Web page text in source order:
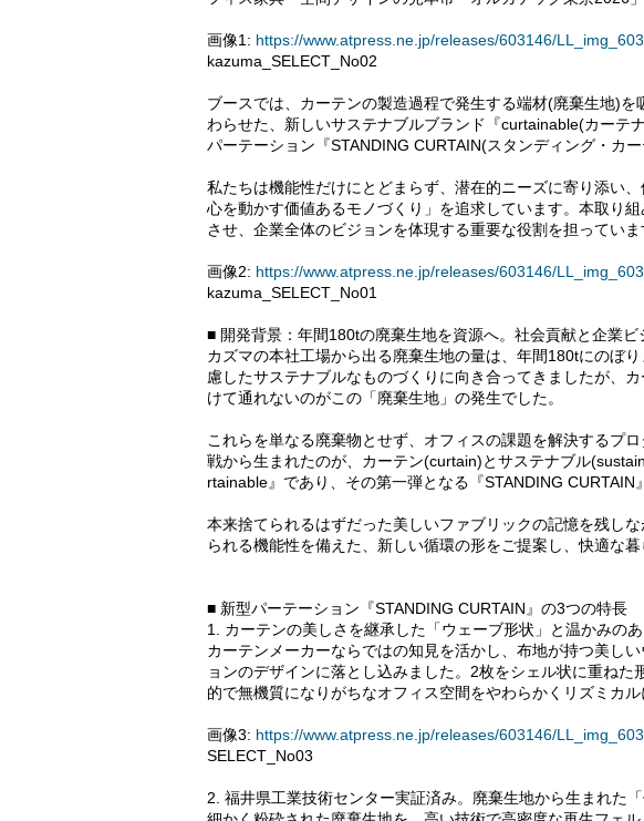
画像1: https://www.atpress.ne.jp/releases/603146/
kazuma_SELECT_No02
ブースでは、カーテンの製造過程で発生する端材(廃棄生地)
わらせた、新しいサステナブルブランド『curtainable(カーテ
パーテーション『STANDING CURTAIN(スタンディング・カ
私たちは機能性だけにとどまらず、潜在的ニーズに寄り添い
心を動かす価値あるモノづくり」を追求しています。本取り
させ、企業全体のビジョンを体現する重要な役割を担っていま
画像2: https://www.atpress.ne.jp/releases/603146/
kazuma_SELECT_No01
■ 開発背景：年間180tの廃棄生地を資源へ。社会貢献と企業ビ
カズマの本社工場から出る廃棄生地の量は、年間180tにのぼ
慮したサステナブルなものづくりに向き合ってきましたが、
けて通れないのがこの「廃棄生地」の発生でした。
これらを単なる廃棄物とせず、オフィスの課題を解決するプ
戦から生まれたのが、カーテン(curtain)とサステナブル
rtainable』であり、その第一弾となる『STANDING CURTAIN
本来捨てられるはずだった美しいファブリックの記憶を残し
られる機能性を備えた、新しい循環の形をご提案し、快適な暮
■ 新型パーテーション『STANDING CURTAIN』の3つの特長
1. カーテンの美しさを継承した「ウェーブ形状」と温かみの
カーテンメーカーならではの知見を活かし、布地が持つ美し
ョンのデザインに落とし込みました。2枚をシェル状に重ね
的で無機質になりがちなオフィス空間をやわらかくリズミカル
画像3: https://www.atpress.ne.jp/releases/603146/
SELECT_No03
2. 福井県工業技術センター実証済み。廃棄生地から生まれた「